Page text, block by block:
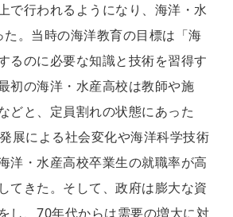
で行われるようになり、海洋・水
。当時の海洋教育の目標は「海
るのに必要な知識と技術を習得す
初の海洋・水産高校は教師や施
どと、定員割れの状態にあった
展による社会変化や海洋科学技術
洋・水産高校卒業生の就職率が高
てきた。そして、政府は膨大な資
し、70年代からは需要の増大に対